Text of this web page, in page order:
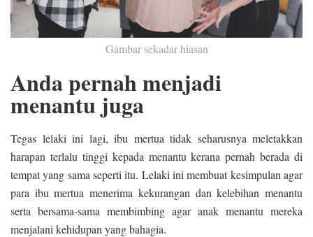
Gambar sekadar hiasan
Anda pernah menjadi
menantu juga
Tegas lelaki ini lagi, ibu mertua tidak seharusnya meletakkan
harapan terlalu tinggi kepada menantu kerana pernah berada di
tempat yang sama seperti itu. Lelaki ini membuat kesimpulan agar
para ibu mertua menerima kekurangan dan kelebihan menantu
serta bersama-sama membimbing agar anak menantu mereka
menjalani kehidupan yang bahagia.